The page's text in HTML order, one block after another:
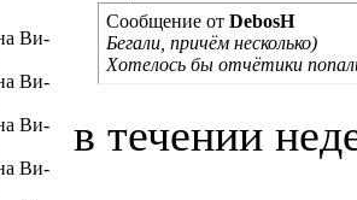
Сообщение от DebosH
Бегали, причём несколько)
Хотелось бы отчётики
в течении